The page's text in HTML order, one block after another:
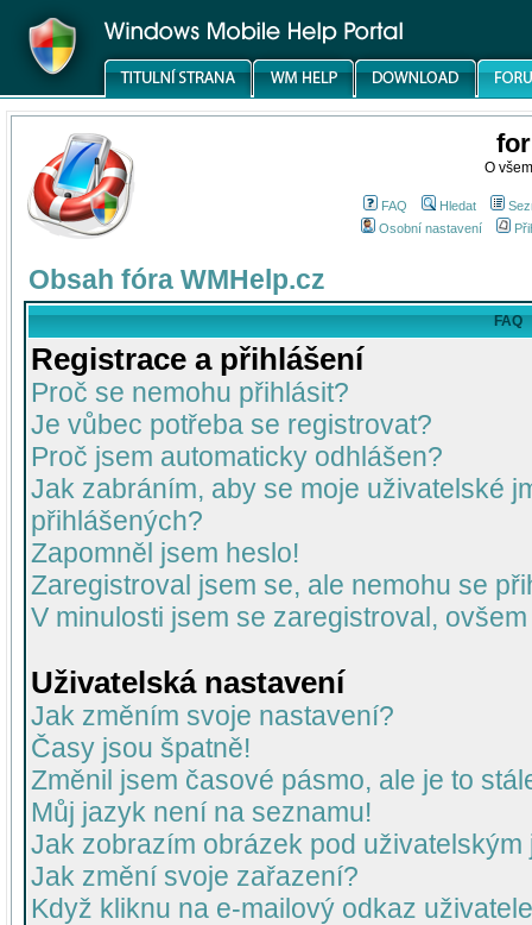
O
FAQ Hledat
Osobní nastavení
Obsah fóra WMHelp.cz
FAQ
Registrace a přihlášení
Proč se nemohu přihlásit?
Je vůbec potřeba se registrovat?
Proč jsem automaticky odhlášen?
Jak zabráním, aby se moje uživatelské
přihlášených?
Zapomněl jsem heslo!
Zaregistroval jsem se, ale nemohu se
V minulosti jsem se zaregistroval,
Uživatelská nastavení
Jak změním svoje nastavení?
Časy jsou špatně!
Změnil jsem časové pásmo, ale je to
Můj jazyk není na seznamu!
Jak zobrazím obrázek pod uživatelským
Jak změní svoje zařazení?
Když kliknu na e-mailový odkaz